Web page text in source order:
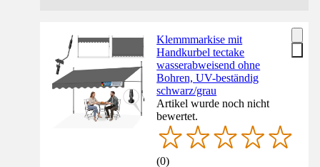
Klemmmarkise mit
Handkurbel tectake
wasserabweisend ohne
Bohren, UV-beständig
schwarz/grau
Artikel wurde noch nicht
bewertet.
(0)